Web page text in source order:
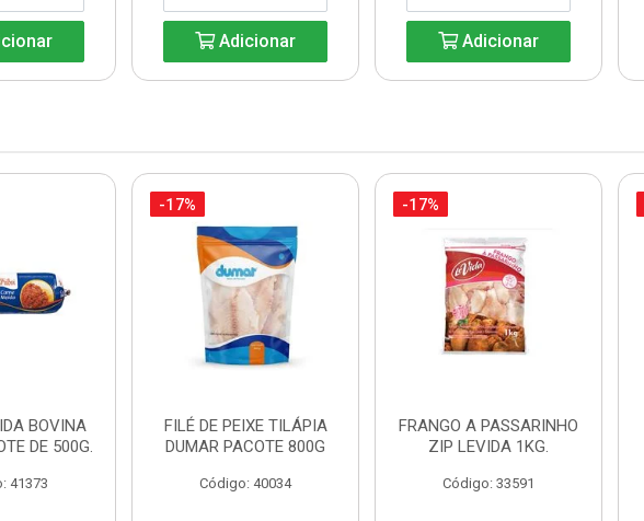
Adicionar Adicionar
BOVINA
DE 500G.
41373
-17%
FILÉ DE PEIXE TILÁPIA
DUMAR PACOTE 800G
Código: 40034
-17%
FRANGO A PASSARINHO
ZIP LEVIDA 1KG.
Código: 33591